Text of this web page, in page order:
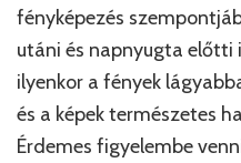
fényképezés
utáni és napnyugta előtti
ilyenkor a fények
és a képek természetes
Érdemes figyelembe